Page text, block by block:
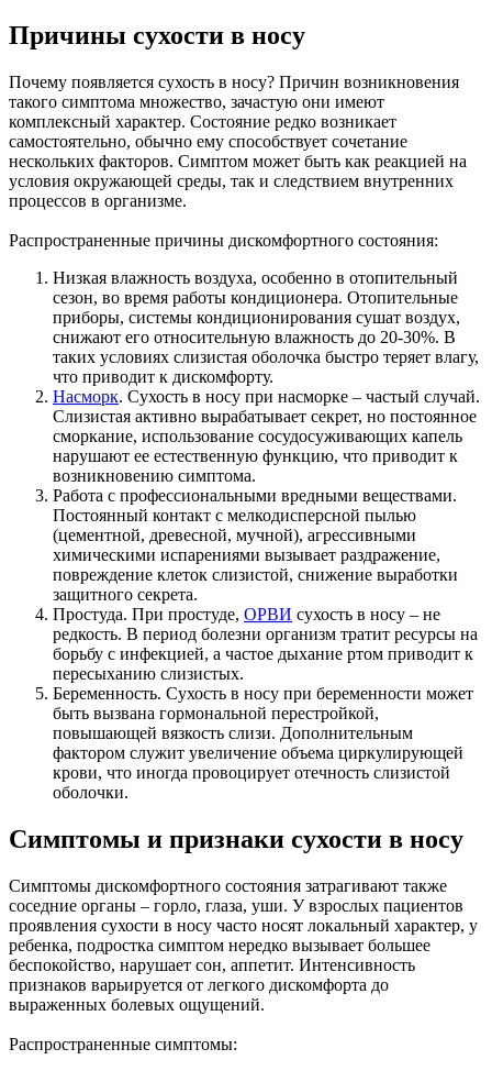
Причины сухости в носу
Почему появляется сухость в носу? Причин возникновения
такого симптома множество, зачастую они имеют
комплексный характер. Состояние редко возникает
самостоятельно, обычно ему способствует сочетание
нескольких факторов. Симптом может быть как реакцией на
условия окружающей среды, так и следствием внутренних
процессов в организме.
Распространенные причины дискомфортного состояния:
Низкая влажность воздуха, особенно в отопительный
сезон, во время работы кондиционера. Отопительные
приборы, системы кондиционирования сушат воздух,
снижают его относительную влажность до 20-30%. В
таких условиях слизистая оболочка быстро теряет влагу,
что приводит к дискомфорту.
Насморк. Сухость в носу при насморке – частый случай.
Слизистая активно вырабатывает секрет, но постоянное
сморкание, использование сосудосуживающих капель
нарушают ее естественную функцию, что приводит к
возникновению симптома.
Работа с профессиональными вредными веществами.
Постоянный контакт с мелкодисперсной пылью
(цементной, древесной, мучной), агрессивными
химическими испарениями вызывает раздражение,
повреждение клеток слизистой, снижение выработки
защитного секрета.
Простуда. При простуде, ОРВИ сухость в носу – не
редкость. В период болезни организм тратит ресурсы на
борьбу с инфекцией, а частое дыхание ртом приводит к
пересыханию слизистых.
Беременность. Сухость в носу при беременности может
быть вызвана гормональной перестройкой,
повышающей вязкость слизи. Дополнительным
фактором служит увеличение объема циркулирующей
крови, что иногда провоцирует отечность слизистой
оболочки.
Симптомы и признаки сухости в носу
Симптомы дискомфортного состояния затрагивают также
соседние органы – горло, глаза, уши. У взрослых пациентов
проявления сухости в носу часто носят локальный характер, у
ребенка, подростка симптом нередко вызывает большее
беспокойство, нарушает сон, аппетит. Интенсивность
признаков варьируется от легкого дискомфорта до
выраженных болевых ощущений.
Распространенные симптомы: